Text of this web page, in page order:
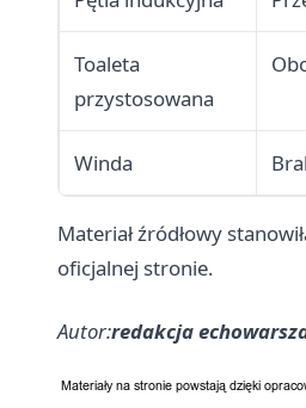
Toaleta
przystosowana
Winda
Materiał źródłowy
oficjalnej stronie.
Autor:redakcja